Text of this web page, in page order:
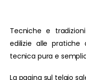
Tecniche e
edilizie alle
tecnica pura e
La pagina sul telaio